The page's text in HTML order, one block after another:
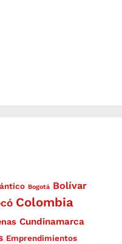
Bogotá Bolívar
Colombia
Cundinamarca
Emprendimientos